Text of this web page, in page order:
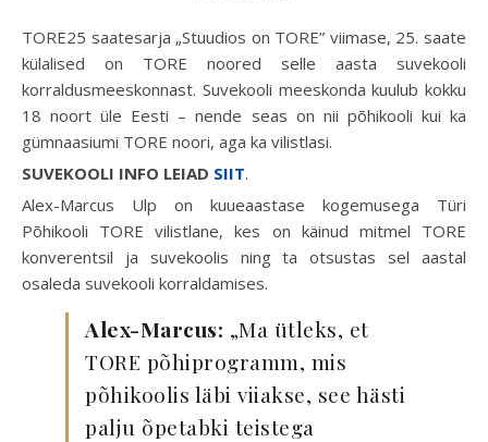
TORE25 saatesarja „Stuudios on TORE” viimase, 25. saate
külalised on TORE noored selle aasta suvekooli
korraldusmeeskonnast. Suvekooli meeskonda kuulub kokku
18 noort üle Eesti – nende seas on nii põhikooli kui ka
gümnaasiumi TORE noori, aga ka vilistlasi.
SUVEKOOLI INFO LEIAD SIIT.
Alex-Marcus Ulp on kuueaastase kogemusega Türi
Põhikooli TORE vilistlane, kes on käinud mitmel TORE
konverentsil ja suvekoolis ning ta otsustas sel aastal
osaleda suvekooli korraldamises.
Alex-Marcus: „Ma ütleks, et
TORE põhiprogramm, mis
põhikoolis läbi viiakse, see hästi
palju õpetabki teistega